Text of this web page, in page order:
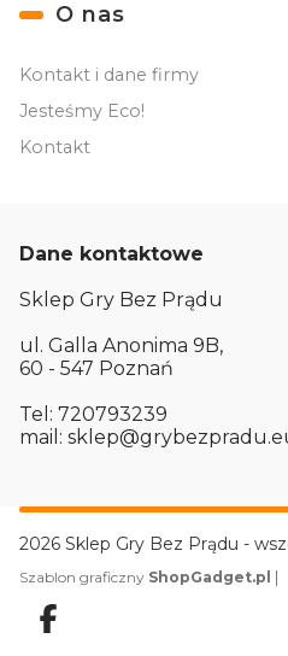
O nas
Kontakt i dane firmy
Jesteśmy Eco!
Kontakt
Dane kontaktowe
Sklep Gry Bez Prądu
ul. Galla Anonima 9B,
60 - 547 Poznań
Tel: 720793239
mail:
2026 Sklep Gry Bez Prądu -
Szablon graficzny ShopGadget.pl |